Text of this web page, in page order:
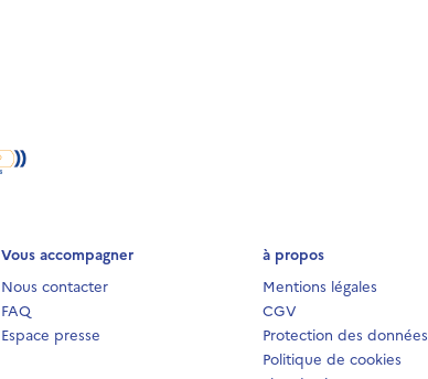
Vous accompagner
Nous contacter
FAQ
Espace presse
à propos
Mentions légales
CGV
Protection des données
Politique de cookies